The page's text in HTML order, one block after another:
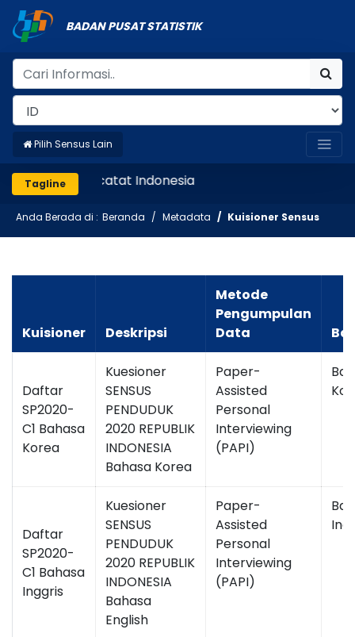
BADAN PUSAT STATISTIK
Pilih Sensus Lain
TaglineMencatat Indonesia
Anda Berada di : Beranda Metadata Kuisioner Sensus
Kuisioner Deskripsi
Metode
Pengumpulan
Data
Daftar
SP2020-
C1 Bahasa
Korea
Kuesioner
SENSUS
PENDUDUK
2020 REPUBLIK
INDONESIA
Bahasa Korea
Paper-
Assisted
Personal
Interviewing
(PAPI)
Daftar
SP2020-
C1 Bahasa
Inggris
Kuesioner
SENSUS
PENDUDUK
2020 REPUBLIK
INDONESIA
Bahasa
English
Paper-
Assisted
Personal
Interviewing
(PAPI)